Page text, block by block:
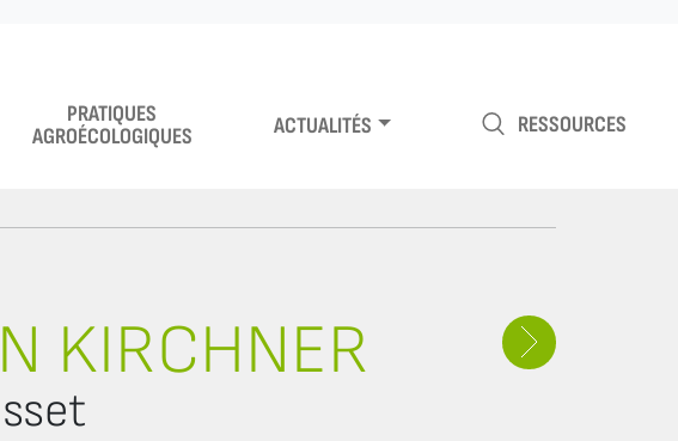
PRATIQUES
AGROÉCOLOGIQUES
ACTUALITÉS RESSOURCES
KIRCHNER